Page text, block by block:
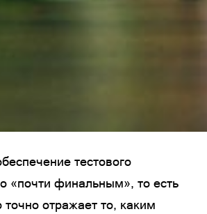
тестового
«почти финальным», то есть
точно отражает то, каким